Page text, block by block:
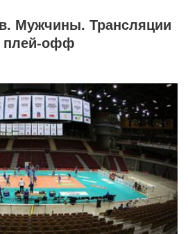
Мужчины. Трансляции
плей-офф